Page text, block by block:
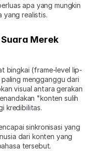
apa yang mungkin
yang realistis.
Merek
bingkai (frame-level lip-
mengganggu dari
visual antara gerakan
"konten sulih
kredibilitas.
sinkronisasi yang
dari konten yang
tersebut.